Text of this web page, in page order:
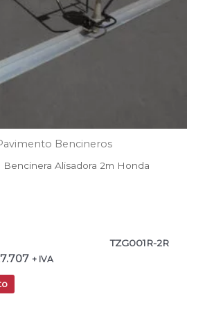
Bencineros
Bencinera Alisadora 2m Honda
TZG001R-2R
+ IVA